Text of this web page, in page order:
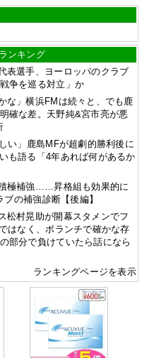
ンキング
表選手、ヨーロッパのクラブ
争を巡る対立」か
な」横浜FMは続々と、でも鹿
確な差。天野純&宮市亮が悪
い」鹿島MFが超劇的勝利後に
も語る「4年あれば何があるか
極補強……昇格組も効果的に
の補強診断【後編】
松村晃助が開幕スタメンでフ
はなく、ボランチで確かな存
部分で負けていたら話になら
ランキングページを表示